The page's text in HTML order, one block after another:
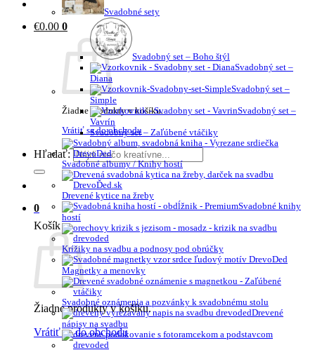
€0.00 0
Žiadne produkty v košíku.
Vrátiť sa do obchodu
Hľadať:
0
Košík
Žiadne produkty v košíku.
Vrátiť sa do obchodu
Svadobné sety
Svadobný set – Boho štýl
Svadobný set –
Diana
Svadobný set –
Simple
Svadobný set –
Vavrín
Svadobný set – Zaľúbené vtáčiky
Svadobné albumy / Knihy hostí
Drevené kytice na žreby
Svadobné knihy
hostí
Krížiky na svadbu a podnosy pod obrúčky
Magnetky a menovky
Svadobné oznámenia a pozvánky k svadobnému stolu
Drevené
nápisy na svadbu